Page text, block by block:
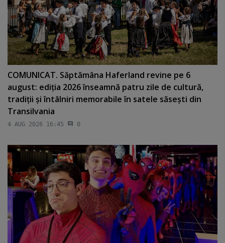
COMUNICAT. Săptămâna Haferland revine pe 6
august: ediţia 2026 înseamnă patru zile de cultură,
tradiţii şi întâlniri memorabile în satele săseşti din
Transilvania
4 AUG 2026 16:45 0